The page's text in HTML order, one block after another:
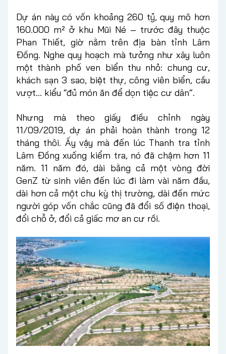
Dự án này có vốn khoảng 260 tỷ, quy mô hơn
160.000 m² ở khu Mũi Né – trước đây thuộc
Phan Thiết, giờ nằm trên địa bàn tỉnh Lâm
Đồng. Nghe quy hoạch mà tưởng như xây luôn
một thành phố ven biển thu nhỏ: chung cư,
khách sạn 3 sao, biệt thự, công viên biển, cầu
vượt… kiểu “đủ món ăn để dọn tiệc cư dân”.
Nhưng mà theo giấy điều chỉnh ngày
11/09/2019, dự án phải hoàn thành trong 12
tháng thôi. Ấy vậy mà đến lúc Thanh tra tỉnh
Lâm Đồng xuống kiểm tra, nó đã chậm hơn 11
năm. 11 năm đó, dài bằng cả một vòng đời
GenZ từ sinh viên đến lúc đi làm vài năm đầu,
dài hơn cả một chu kỳ thị trường, dài đến mức
người góp vốn chắc cũng đã đổi số điện thoại,
đổi chỗ ở, đổi cả giấc mơ an cư rồi.